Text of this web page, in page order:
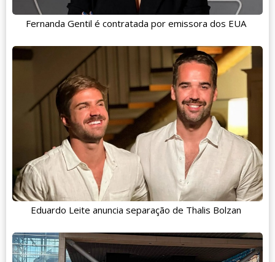
Fernanda Gentil é contratada por emissora dos EUA
Eduardo Leite anuncia separação de Thalis Bolzan